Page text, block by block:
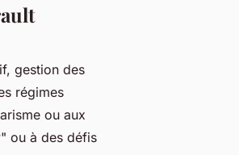
gestion des
régimes
ou aux
ou à des défis